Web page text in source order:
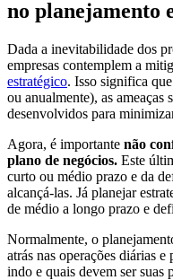
no planejamento
Dada a inevitabilidade dos
empresas contemplem a
estratégico. Isso significa
ou anualmente), as ameaças
desenvolvidos para
Agora, é importante não
plano de negócios. Este
curto ou médio prazo e da
alcançá-las. Já planejar
de médio a longo prazo e
Normalmente, o
atrás nas operações diárias e
indo e quais devem ser suas